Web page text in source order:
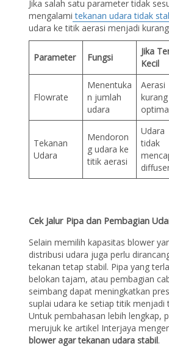
Jika salah satu parameter tidak
mengalami tekanan udara tidak
udara ke titik aerasi menjadi
Parameter Fungsi
Jika
Kecil
Flowrate
Menentuka
n jumlah
udara
Aerasi
kurang
Tekanan
Udara
Mendoron
g udara ke
titik aerasi
Udara
tidak
Cek Jalur Pipa dan Pembagian
Selain memilih kapasitas blower
distribusi udara juga perlu
tekanan tetap stabil. Pipa yang
belokan tajam, atau pembagian
seimbang dapat meningkatkan
suplai udara ke setiap titik menjadi
Untuk pembahasan lebih lengkap,
merujuk ke artikel Interjaya
blower agar tekanan udara stabil.